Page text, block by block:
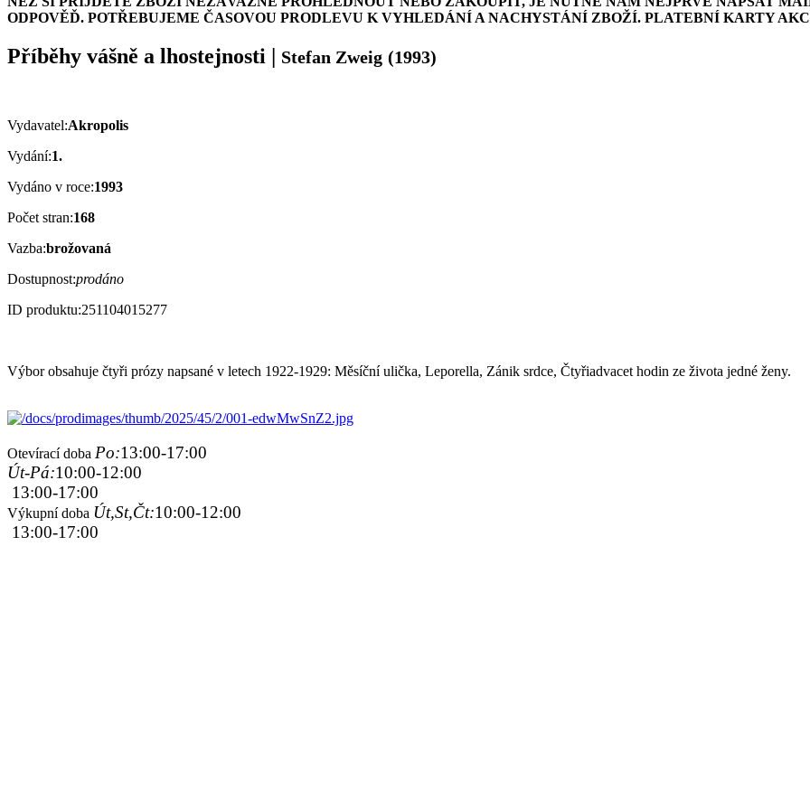
ODPOVĚĎ. POTŘEBUJEME ČASOVOU PRODLEVU K VYHLEDÁNÍ A NACHYSTÁNÍ ZBOŽÍ. PLATEBNÍ KARTY
Příběhy vášně a lhostejnosti | Stefan Zweig (1993)
Vydavatel:Akropolis
Vydání:1.
Vydáno v roce:1993
Počet stran:168
Vazba:brožovaná
Dostupnost:prodáno
ID produktu:251104015277
Výbor obsahuje čtyři prózy napsané v letech 1922-1929: Měsíční ulička, Leporella, Zánik srdce, Čtyřiadvacet hodin ze života jedné ženy.
Otevírací doba Po:13:00-17:00
Út-Pá:10:00-12:00
13:00-17:00
Výkupní doba Út,St,Čt:10:00-12:00
13:00-17:00